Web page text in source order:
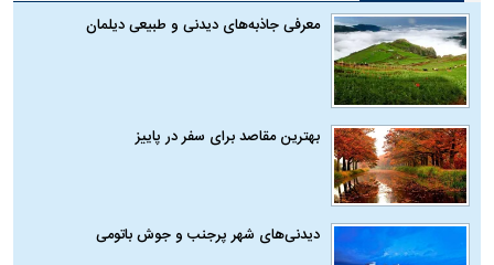
معرفی جاذبه‌های دیدنی و طبیعی دیلمان
بهترین مقاصد برای سفر در پاییز
دیدنی‌های شهر پرجنب و جوش باتومی